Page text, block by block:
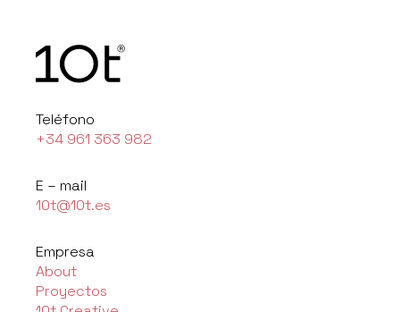
Teléfono
+34 961 363 982
E – mail
10t@10t.es
Empresa
About
Proyectos